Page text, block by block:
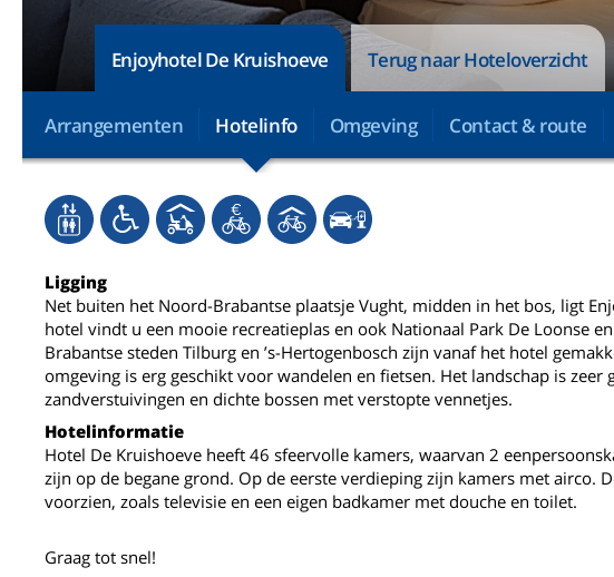
Enjoyhotel De Kruishoeve Terug naar Hoteloverzicht
Arrangementen Hotelinfo Omgeving Contact & route
Ligging
Net buiten het Noord-Brabantse plaatsje Vught, midden in het bos, ligt
hotel vindt u een mooie recreatieplas en ook Nationaal Park De Loonse
Brabantse steden Tilburg en ’s-Hertogenbosch zijn vanaf het hotel
omgeving is erg geschikt voor wandelen en fietsen. Het landschap is zeer
zandverstuivingen en dichte bossen met verstopte vennetjes.
Hotelinformatie
Hotel De Kruishoeve heeft 46 sfeervolle kamers, waarvan 2
zijn op de begane grond. Op de eerste verdieping zijn kamers met airco.
voorzien, zoals televisie en een eigen badkamer met douche en toilet.
Graag tot snel!